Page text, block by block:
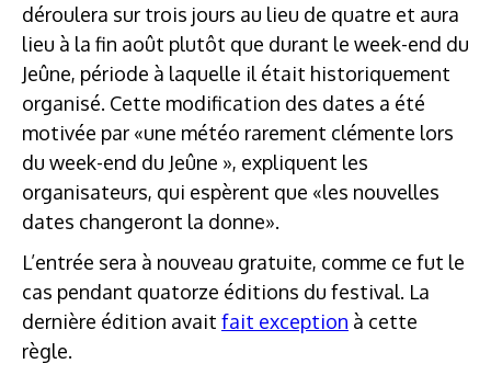
déroulera sur trois jours au lieu de quatre et aura
lieu à la fin août plutôt que durant le week-end du
Jeûne, période à laquelle il était historiquement
organisé. Cette modification des dates a été
motivée par «une météo rarement clémente lors
du week-end du Jeûne », expliquent les
organisateurs, qui espèrent que «les nouvelles
dates changeront la donne».
L’entrée sera à nouveau gratuite, comme ce fut le
cas pendant quatorze éditions du festival. La
dernière édition avait fait exception à cette
règle.